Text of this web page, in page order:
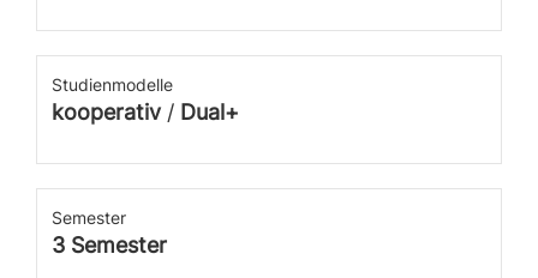
Studienmodelle
kooperativ/ Dual+
Semester
3 Semester